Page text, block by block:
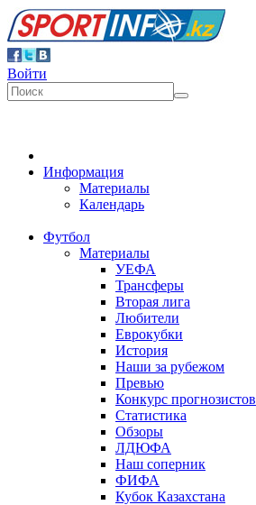
Войти
Информация
Материалы
Календарь
Футбол
Материалы
УЕФА
Трансферы
Вторая лига
Любители
Еврокубки
История
Наши за рубежом
Превью
Конкурс прогнозистов
Статистика
Обзоры
ЛДЮФА
Наш соперник
ФИФА
Кубок Казахстана